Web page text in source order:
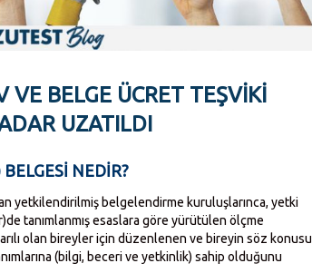
VE BELGE ÜCRET TEŞVIKI
UZATILDI
NEDİR?
yetkilendirilmiş belgelendirme kuruluşlarınca, yetki
tanımlanmış esaslara göre yürütülen ölçme
olan bireyler için düzenlenen ve bireyin söz konusu
(bilgi, beceri ve yetkinlik) sahip olduğunu